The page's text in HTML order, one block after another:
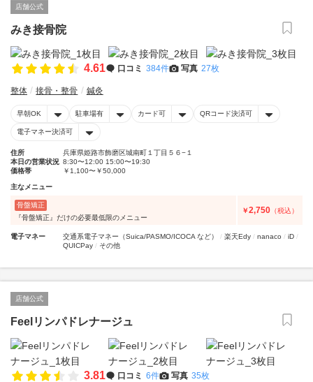
店舗公式
みき接骨院
4.61 口コミ 384件 写真 27枚
整体 接骨・整骨 鍼灸
早朝OK 駐車場有 カード可 QRコード決済可
電子マネー決済可
住所
兵庫県姫路市飾磨区城南町１丁目５６−１
本日の営業状況 8:30〜12:00 15:00〜19:30
価格帯
￥1,100〜￥50,000
主なメニュー
骨盤矯正
『骨盤矯正』だけの必要最低限のメニュー
￥2,750 （税込）
電子マネー 交通系電子マネー（Suica/PASMO/ICOCA など） 楽天Edy nanaco
iD
QUICPay
その他
店舗公式
Feelリンパドレナージュ
3.81 口コミ 6件 写真 35枚